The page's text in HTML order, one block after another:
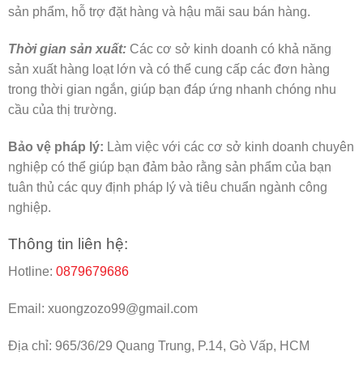
sản phẩm, hỗ trợ đặt hàng và hậu mãi sau bán hàng.
Thời gian sản xuất: Các cơ sở kinh doanh có khả năng
sản xuất hàng loạt lớn và có thể cung cấp các đơn hàng
trong thời gian ngắn, giúp bạn đáp ứng nhanh chóng nhu
cầu của thị trường.
Bảo vệ pháp lý: Làm việc với các cơ sở kinh doanh chuyên
nghiệp có thể giúp bạn đảm bảo rằng sản phẩm của bạn
tuân thủ các quy định pháp lý và tiêu chuẩn ngành công
nghiệp.
Thông tin liên hệ:
Hotline: 0879679686
Email: xuongzozo99@gmail.com
Địa chỉ: 965/36/29 Quang Trung, P.14, Gò Vấp, HCM